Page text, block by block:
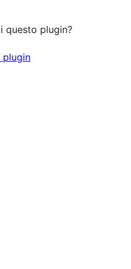
questo plugin?
plugin